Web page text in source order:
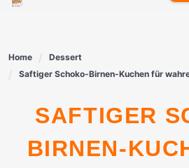
Home
Dessert
Saftiger Schoko-Birnen-Kuchen für
SAFTIGER SCHOKO-
BIRNEN-